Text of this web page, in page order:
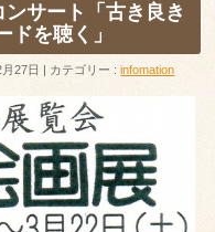
サート「古き良き
ドを聴く」
27日 カテゴリー :infomation